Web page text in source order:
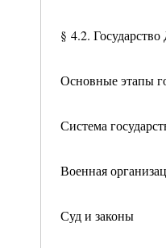
§ 4.2.
Основные этапы
Система
Военная
Суд и законы